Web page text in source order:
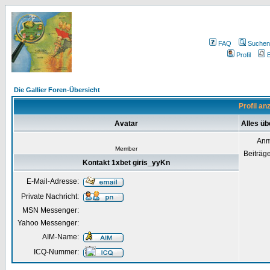
FAQ
Suchen
Profil
Die Gallier Foren-Übersicht
Profil
Avatar Alles
Member
Kontakt 1xbet giris_yyKn
E-Mail-Adresse:
Private Nachricht:
MSN Messenger:
Yahoo Messenger:
AIM-Name:
ICQ-Nummer: